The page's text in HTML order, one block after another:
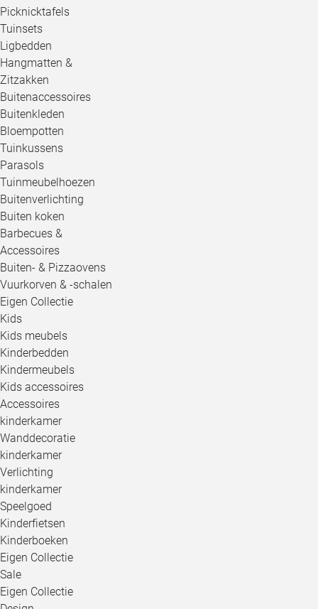
Picknicktafels
Tuinsets
Ligbedden
Hangmatten &
Zitzakken
Buitenaccessoires
Buitenkleden
Bloempotten
Tuinkussens
Parasols
Tuinmeubelhoezen
Buitenverlichting
Buiten koken
Barbecues &
Accessoires
Buiten- & Pizzaovens
Vuurkorven & -schalen
Eigen Collectie
Kids
Kids meubels
Kinderbedden
Kindermeubels
Kids accessoires
Accessoires
kinderkamer
Wanddecoratie
kinderkamer
Verlichting
kinderkamer
Speelgoed
Kinderfietsen
Kinderboeken
Eigen Collectie
Sale
Eigen Collectie